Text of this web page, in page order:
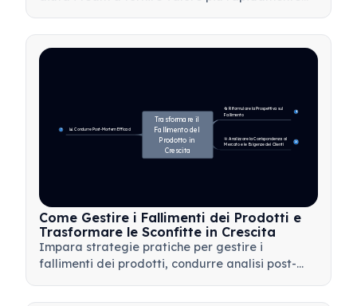
più.
🔄 Riformulare la Prospettiva sul
Fallimento
4
📊 Condurre Post-Mortem Efficaci
7
🎯 Analizzare la Corrispondenza al
Mercato e le Esigenze dei Clienti
14
Trasformare il
Fallimento del
Prodotto in
Crescita
Come Gestire i Fallimenti dei Prodotti e
Trasformare le Sconfitte in Crescita
Impara strategie pratiche per gestire i
fallimenti dei prodotti, condurre analisi post-